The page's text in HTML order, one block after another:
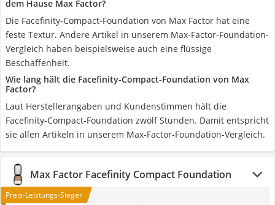
dem Hause Max Factor?
Die Facefinity-Compact-Foundation von Max Factor hat eine
feste Textur. Andere Artikel in unserem Max-Factor-Foundation-
Vergleich haben beispielsweise auch eine flüssige
Beschaffenheit.
Wie lang hält die Facefinity-Compact-Foundation von Max
Factor?
Laut Herstellerangaben und Kundenstimmen hält die
Facefinity-Compact-Foundation zwölf Stunden. Damit entspricht
sie allen Artikeln in unserem Max-Factor-Foundation-Vergleich.
Max Factor Facefinity Compact Foundation
Preis-Leistungs-Sieger